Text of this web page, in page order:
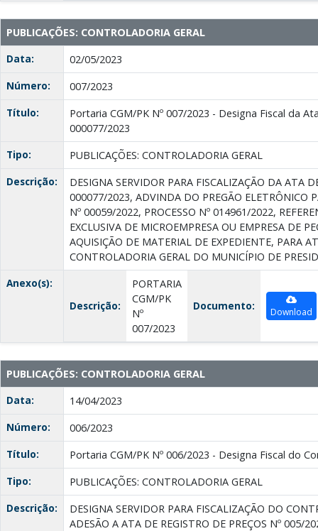
PUBLICAÇÕES: CONTROLADORIA GERAL
Data:
02/05/2023
Número:
007/2023
Título:
Portaria CGM/PK Nº 007/2023 - Designa Fiscal da
000077/2023
Tipo:
PUBLICAÇÕES: CONTROLADORIA GERAL
Descrição:
DESIGNA SERVIDOR PARA FISCALIZAÇÃO DA ATA
000077/2023, ADVINDA DO PREGÃO ELETRÔNICO
Nº 00059/2022, PROCESSO Nº 014961/2022,
EXCLUSIVA DE MICROEMPRESA OU EMPRESA DE
AQUISIÇÃO DE MATERIAL DE EXPEDIENTE, PARA
CONTROLADORIA GERAL DO MUNICÍPIO DE
Anexo(s):
Descrição:
PORTARIA
CGM/PK
Nº
007/2023
Documento: Download
PUBLICAÇÕES: CONTROLADORIA GERAL
Data:
14/04/2023
Número:
006/2023
Título:
Portaria CGM/PK Nº 006/2023 - Designa Fiscal do
Tipo:
PUBLICAÇÕES: CONTROLADORIA GERAL
Descrição:
DESIGNA SERVIDOR PARA FISCALIZAÇÃO DO
ADESÃO A ATA DE REGISTRO DE PREÇOS Nº 005/